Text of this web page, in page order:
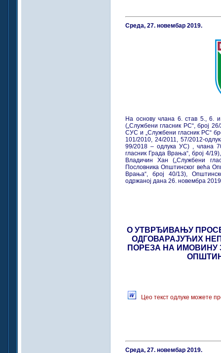
Среда, 27. новембар 2019.
На основу члана 6. став 5., 6.
(„Службени гласник РС“, број
СУС и „Службени гласник РС“
101/2010, 24/2011, 57/2012-
99/2018 – одлука УС) , члана
гласник Града Врања“, број 4/
Владичин Хан („Службени
Пословника Општинског већа
Врања“, број 40/13),
одржаној дана 26. новембра
О УТВРЂИВАЊУ
ОДГОВАРАЈУЋИХ
ПОРЕЗА НА ИМОВИНУ
Цео текст одлуке можете
Среда, 27. новембар 2019.